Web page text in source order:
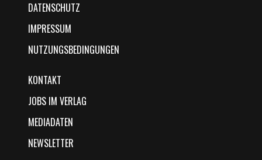
DATENSCHUTZ
IMPRESSUM
NUTZUNGSBEDINGUNGEN
KONTAKT
JOBS IM VERLAG
MEDIADATEN
NEWSLETTER